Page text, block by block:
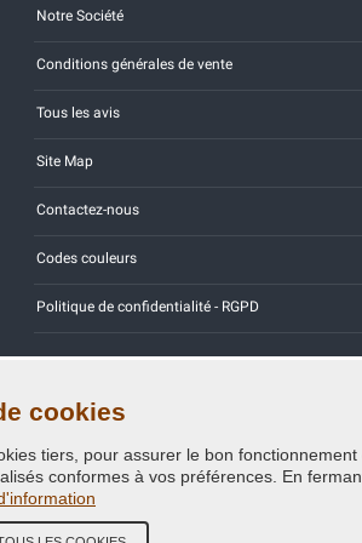
Notre Société
Conditions générales de vente
Tous les avis
Site Map
Contactez-nous
Codes couleurs
Politique de confidentialité - RGPD
cookies
tiers, pour assurer le bon
conformes à vos préférences. En